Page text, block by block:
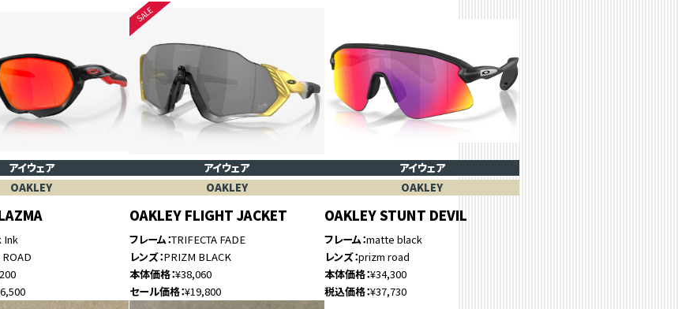
アイウェア
OAKLEY
Ink
アイウェア
OAKLEY
OAKLEY FLIGHT JACKET
フレーム TRIFECTA FADE
レンズ PRIZM BLACK
本体価格 ¥38,060
セール価格 ¥19,800
アイウェア
OAKLEY
OAKLEY STUNT DEVIL
フレーム matte black
レンズ prizm road
本体価格 ¥34,300
税込価格 ¥37,730